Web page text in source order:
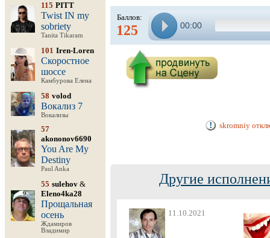
115 PITT
Twist IN my
sobriety
Tanita Tikaram
101 Iren-Loren
Скоростное
шоссе
Камбурова Елена
58 volod
Вокализ 7
Вокализы
57
akononov6690
You Are My
Destiny
Paul Anka
55 sulehov &
Eleno4ka28
Прощальная
осень
Ждамиров
Владимир
Баллов:
125 00:00
skromniy
Другие
11.10.2021